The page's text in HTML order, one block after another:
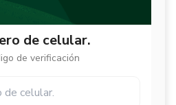
de celular.
de verificación